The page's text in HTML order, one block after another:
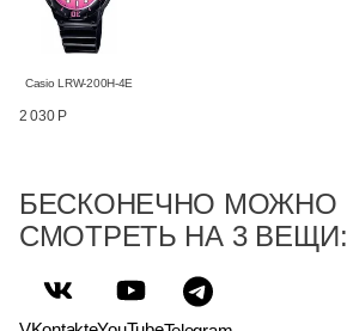
Casio LRW-200H-4E
2 030 Р
БЕСКОНЕЧНО МОЖНО
СМОТРЕТЬ НА 3 ВЕЩИ: